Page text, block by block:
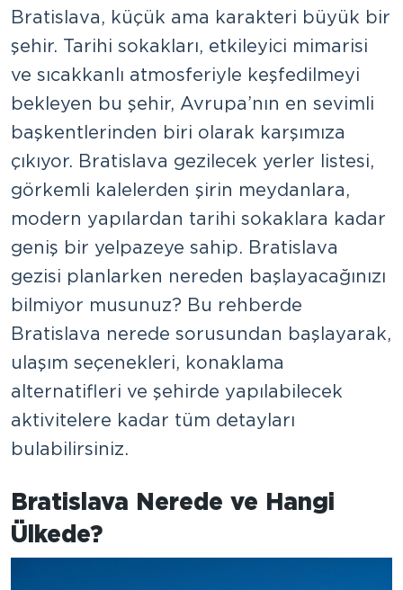
Bratislava, küçük ama karakteri büyük bir
şehir. Tarihi sokakları, etkileyici mimarisi
ve sıcakkanlı atmosferiyle keşfedilmeyi
bekleyen bu şehir, Avrupa’nın en sevimli
başkentlerinden biri olarak karşımıza
çıkıyor. Bratislava gezilecek yerler listesi,
görkemli kalelerden şirin meydanlara,
modern yapılardan tarihi sokaklara kadar
geniş bir yelpazeye sahip. Bratislava
gezisi planlarken nereden başlayacağınızı
bilmiyor musunuz? Bu rehberde
Bratislava nerede sorusundan başlayarak,
ulaşım seçenekleri, konaklama
alternatifleri ve şehirde yapılabilecek
aktivitelere kadar tüm detayları
bulabilirsiniz.
Bratislava Nerede ve Hangi
Ülkede?